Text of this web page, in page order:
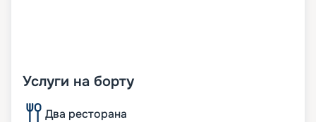
Услуги на борту
Два ресторана